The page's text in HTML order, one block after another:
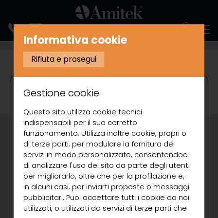
PREPARAZIONE GRATTUGIE
Informativa cookie
Rifiuta e prosegui
Gestione cookie
Questo sito utilizza cookie tecnici
indispensabili per il suo corretto
funzionamento. Utilizza inoltre cookie, propri o
di terze parti, per modulare la fornitura dei
servizi in modo personalizzato, consentendoci
di analizzare l'uso del sito da parte degli utenti
per migliorarlo, oltre che per la profilazione e,
in alcuni casi, per inviarti proposte o messaggi
pubblicitari. Puoi accettare tutti i cookie da noi
utilizzati, o utilizzati da servizi di terze parti che